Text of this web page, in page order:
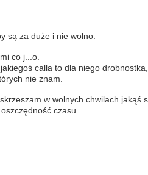
są za duże i nie wolno.
co j...o.
calla to dla niego
nie znam.
w wolnych chwilach jakąś
czasu.